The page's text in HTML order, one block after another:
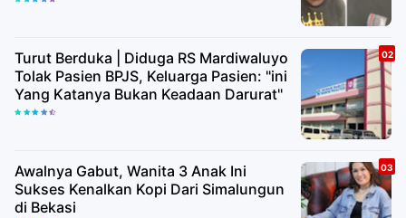
Turut Berduka | Diduga RS Mardiwaluyo
Tolak Pasien BPJS, Keluarga Pasien: "ini
Yang Katanya Bukan Keadaan Darurat"
Awalnya Gabut, Wanita 3 Anak Ini
Sukses Kenalkan Kopi Dari Simalungun
di Bekasi